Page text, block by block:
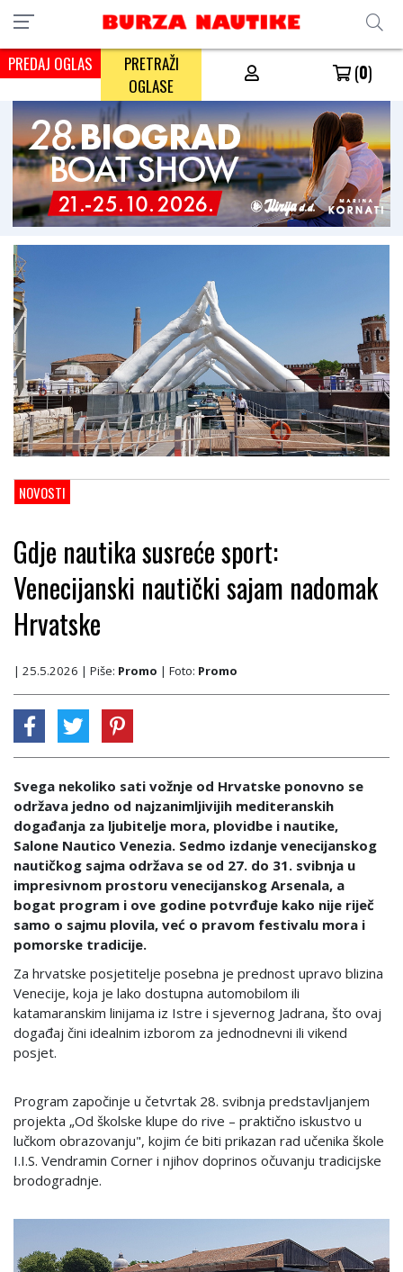
PREDAJ OGLAS
PRETRAŽI
OGLASE
(0)
NOVOSTI
Gdje nautika susreće sport:
Venecijanski nautički sajam nadomak
Hrvatske
| 25.5.2026 | Piše: Promo | Foto: Promo
Svega nekoliko sati vožnje od Hrvatske ponovno se
održava jedno od najzanimljivijih mediteranskih
događanja za ljubitelje mora, plovidbe i nautike,
Salone Nautico Venezia. Sedmo izdanje venecijanskog
nautičkog sajma održava se od 27. do 31. svibnja u
impresivnom prostoru venecijanskog Arsenala, a
bogat program i ove godine potvrđuje kako nije riječ
samo o sajmu plovila, već o pravom festivalu mora i
pomorske tradicije.
Za hrvatske posjetitelje posebna je prednost upravo blizina
Venecije, koja je lako dostupna automobilom ili
katamaranskim linijama iz Istre i sjevernog Jadrana, što ovaj
događaj čini idealnim izborom za jednodnevni ili vikend
posjet.
Program započinje u četvrtak 28. svibnja predstavljanjem
projekta „Od školske klupe do rive – praktično iskustvo u
lučkom obrazovanju", kojim će biti prikazan rad učenika škole
I.I.S. Vendramin Corner i njihov doprinos očuvanju tradicijske
brodogradnje.